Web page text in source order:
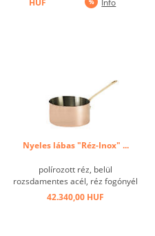
HUF
Info
Nyeles lábas "Réz-Inox" ...
polírozott réz, belül
rozsdamentes acél, réz fogónyél
...
42.340,00 HUF